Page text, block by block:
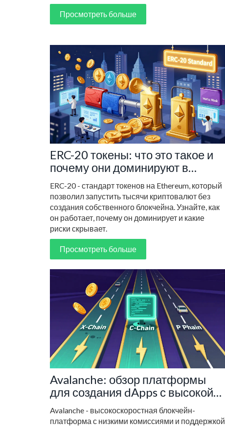
Просмотреть больше
ERC-20 токены: что это такое и
почему они доминируют в
Ethereum
ERC-20 - стандарт токенов на Ethereum, который
позволил запустить тысячи криптовалют без
создания собственного блокчейна. Узнайте, как
он работает, почему он доминирует и какие
риски скрывает.
Просмотреть больше
Avalanche: обзор платформы
для создания dApps с высокой
скоростью и низкими
комиссиями
Avalanche - высокоскоростная блокчейн-
платформа с низкими комиссиями и поддержкой